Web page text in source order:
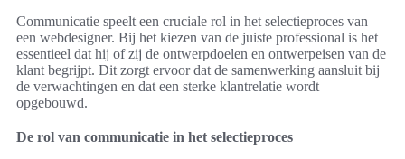
Communicatie speelt een cruciale rol in het selectieproces van
een webdesigner. Bij het kiezen van de juiste professional is het
essentieel dat hij of zij de ontwerpdoelen en ontwerpeisen van de
klant begrijpt. Dit zorgt ervoor dat de samenwerking aansluit bij
de verwachtingen en dat een sterke klantrelatie wordt
opgebouwd.
De rol van communicatie in het selectieproces